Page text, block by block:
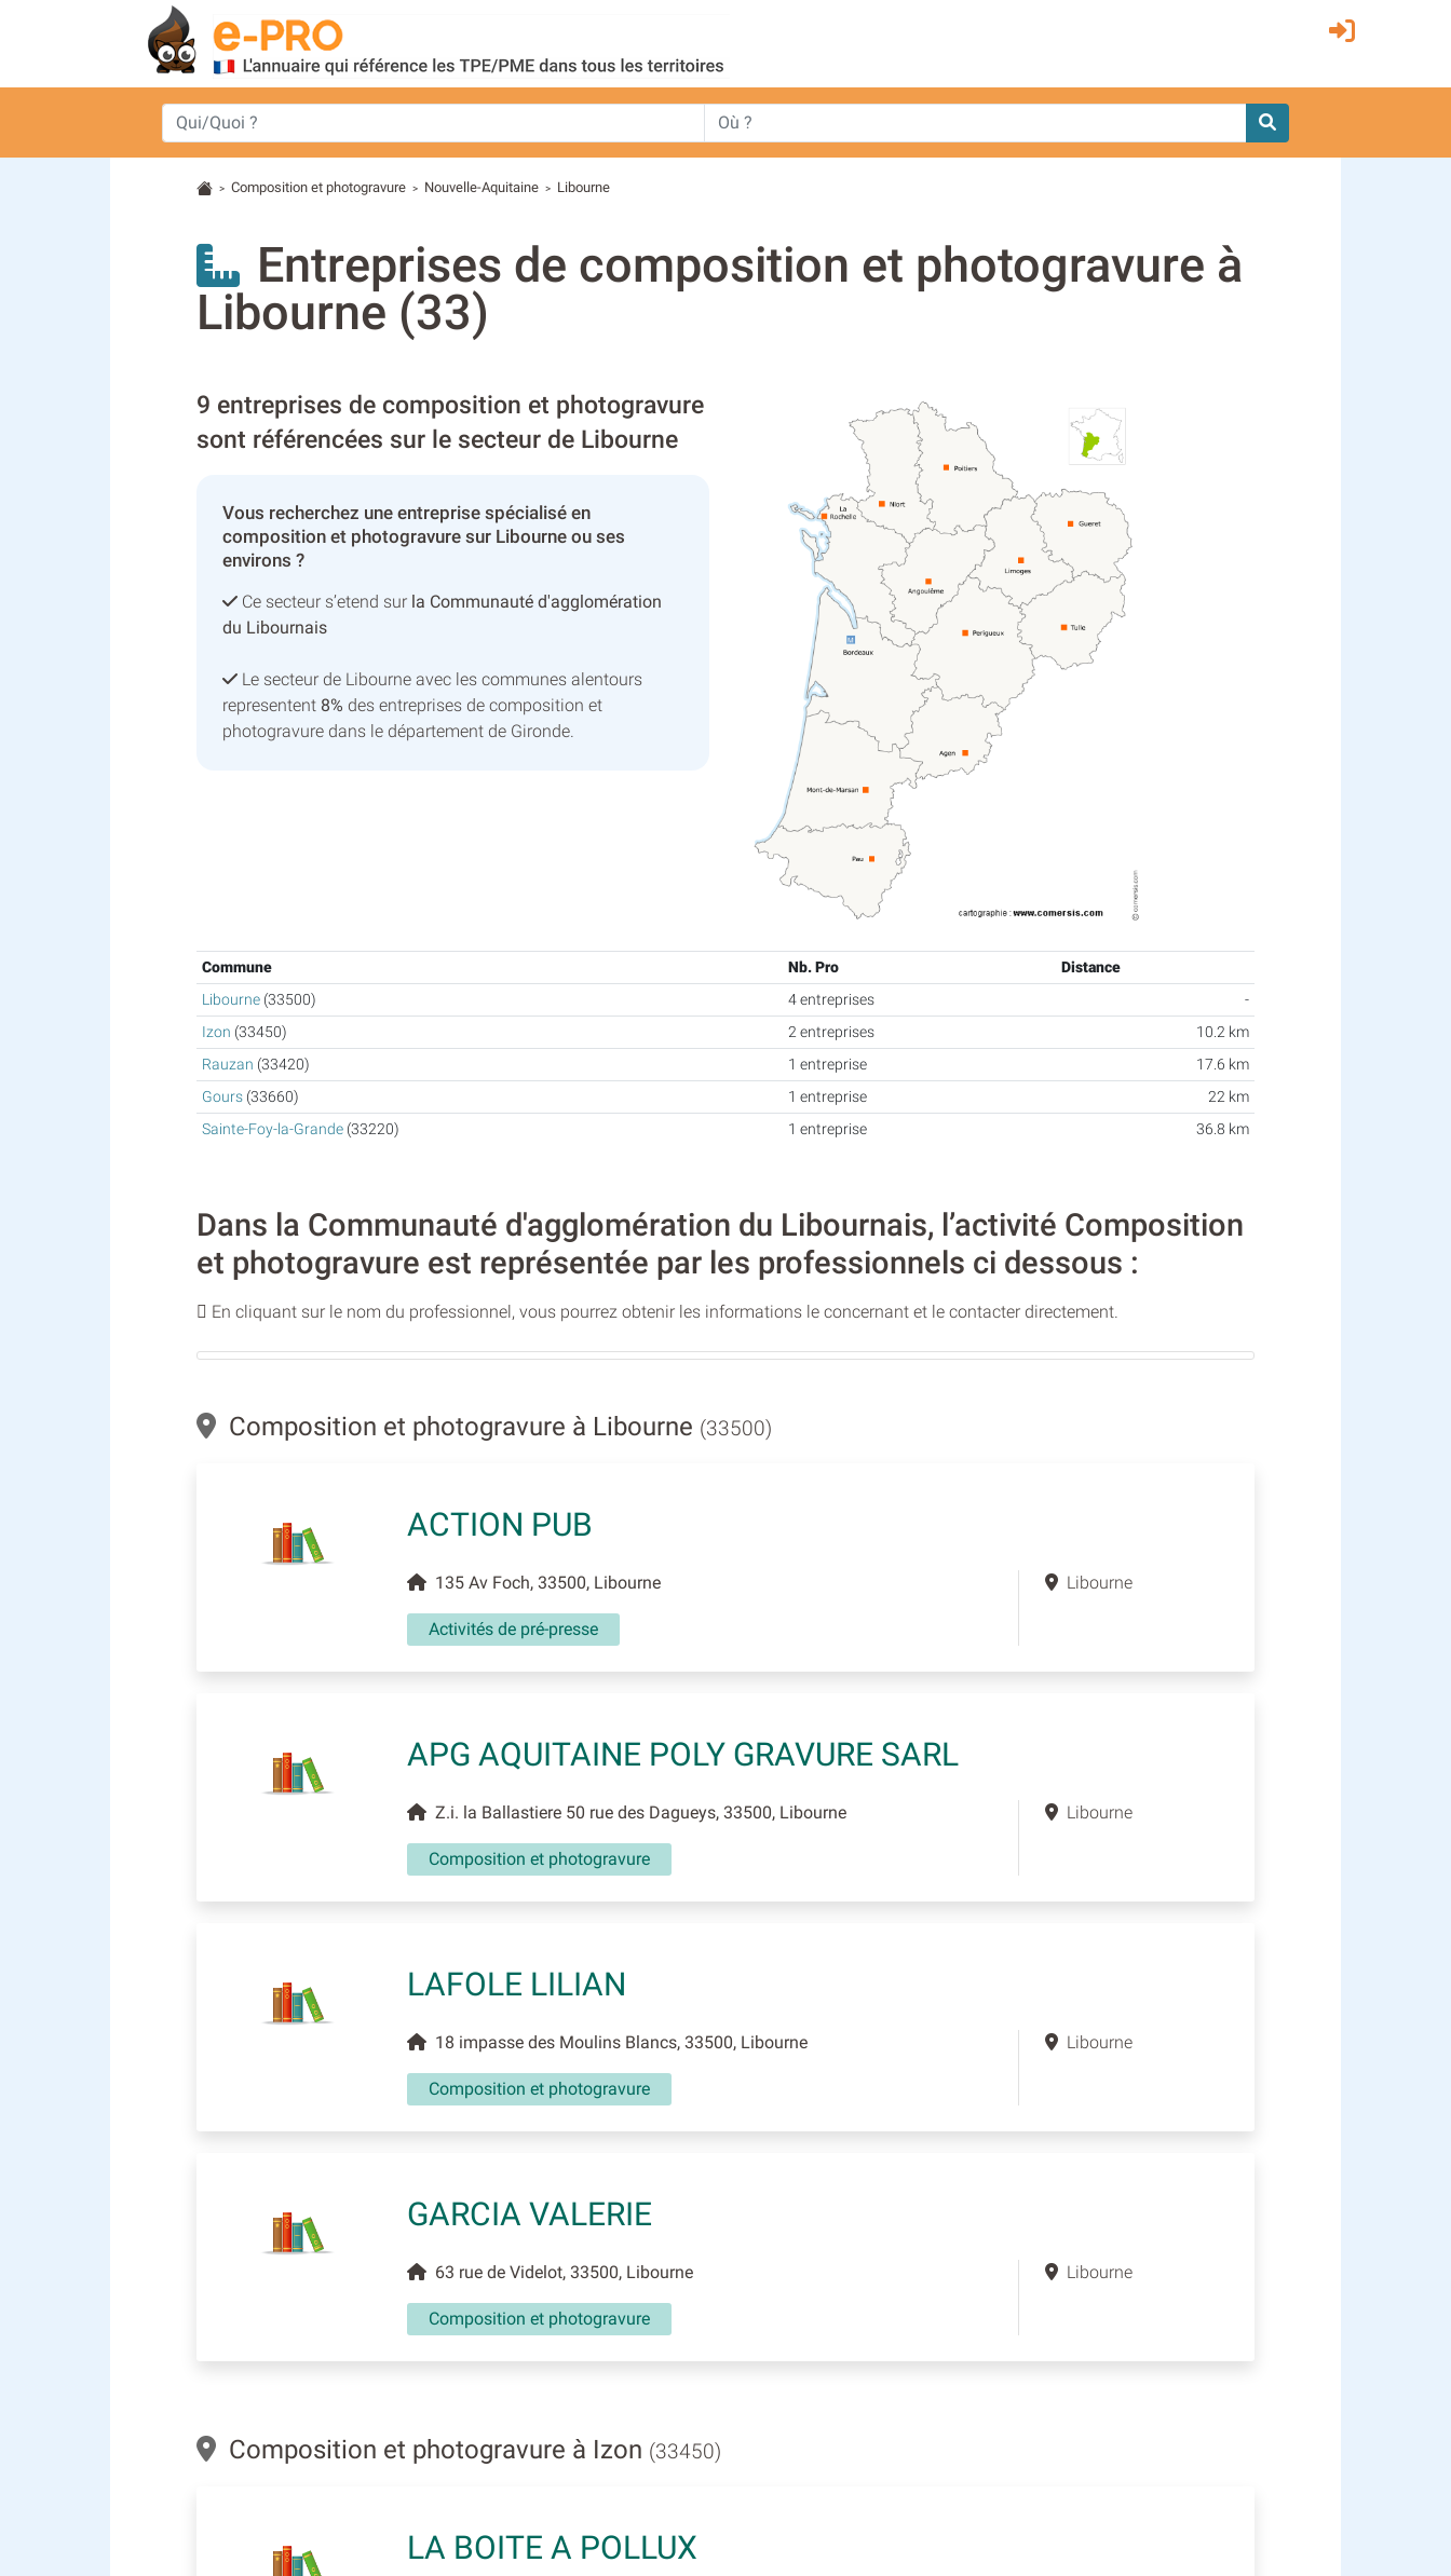
> Composition et photogravure > Nouvelle-Aquitaine > Libourne
Entreprises de composition et photogravure à
Libourne (33)
9 entreprises de composition et photogravure
sont référencées sur le secteur de Libourne
Vous recherchez une entreprise spécialisé en
composition et photogravure sur Libourne ou ses
environs ?
Ce secteur s’etend sur la Communauté d'agglomération
du Libournais
Le secteur de Libourne avec les communes alentours
representent 8% des entreprises de composition et
photogravure dans le département de Gironde.
Commune Nb. Pro
Distance
Libourne(33500) 4 entreprises
-
Izon (33450) 2 entreprises
10.2 km
Rauzan (33420) 1 entreprise
17.6 km
Gours(33660) 1 entreprise
22 km
Sainte-Foy-la-Grande(33220) 1 entreprise 36.8 km
Dans la Communauté d'agglomération du Libournais, l’activité Composition
et photogravure est représentée par les professionnels ci dessous :
En cliquant sur le nom du professionnel, vous pourrez obtenir les informations le concernant et le contacter directement.
Composition et photogravure à Libourne (33500)
ACTION PUB
135 Av Foch, 33500, Libourne
Activités de pré-presse
Libourne
APG AQUITAINE POLY GRAVURE SARL
Z.i. la Ballastiere 50 rue des Dagueys, 33500, Libourne
Composition et photogravure
Libourne
LAFOLE LILIAN
18 impasse des Moulins Blancs, 33500, Libourne
Composition et photogravure
Libourne
GARCIA VALERIE
63 rue de Videlot, 33500, Libourne
Composition et photogravure
Libourne
Composition et photogravure à Izon (33450)
LA BOITE A POLLUX